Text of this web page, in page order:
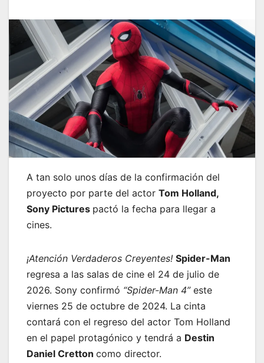
A tan solo unos días de la confirmación del
proyecto por parte del actor Tom Holland,
Sony Pictures pactó la fecha para llegar a
cines.
¡Atención Verdaderos Creyentes! Spider-Man
regresa a las salas de cine el 24 de julio de
2026. Sony confirmó “Spider-Man 4” este
viernes 25 de octubre de 2024. La cinta
contará con el regreso del actor Tom Holland
en el papel protagónico y tendrá a Destin
Daniel Cretton como director.